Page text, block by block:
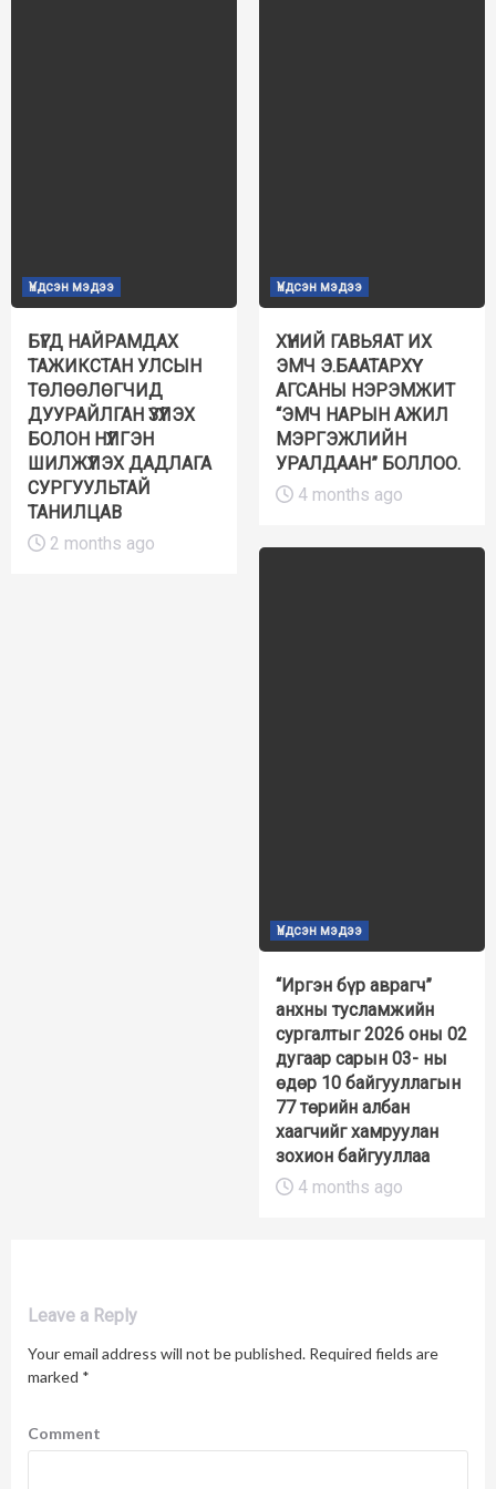
Үндсэн мэдээ
БҮГД НАЙРАМДАХ
ТАЖИКСТАН УЛСЫН
ТӨЛӨӨЛӨГЧИД
ДУУРАЙЛГАН ҮЗҮҮЛЭХ
БОЛОН НҮҮЛГЭН
ШИЛЖҮҮЛЭХ ДАДЛАГА
СУРГУУЛЬТАЙ
ТАНИЛЦАВ
2 months ago
Үндсэн мэдээ
ХҮНИЙ ГАВЬЯАТ ИХ
ЭМЧ Э.БААТАРХҮҮ
АГСАНЫ НЭРЭМЖИТ
“ЭМЧ НАРЫН АЖИЛ
МЭРГЭЖЛИЙН
УРАЛДААН” БОЛЛОО.
4 months ago
Үндсэн мэдээ
“Иргэн бүр аврагч”
анхны тусламжийн
сургалтыг 2026 оны 02
дугаар сарын 03- ны
өдөр 10 байгууллагын
77 төрийн албан
хаагчийг хамруулан
зохион байгууллаа
4 months ago
Leave a Reply
Your email address will not be published. Required fields are
marked *
Comment